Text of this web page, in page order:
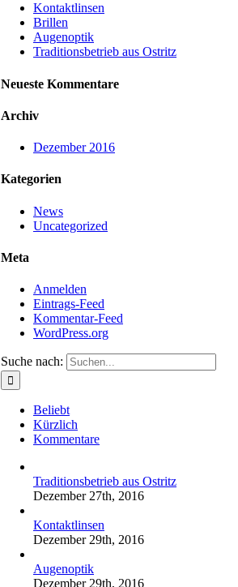
Kontaktlinsen
Brillen
Augenoptik
Traditionsbetrieb aus Ostritz
Neueste Kommentare
Archiv
Dezember 2016
Kategorien
News
Uncategorized
Meta
Anmelden
Eintrags-Feed
Kommentar-Feed
WordPress.org
Suche nach:
Beliebt
Kürzlich
Kommentare
Traditionsbetrieb aus Ostritz
Dezember 27th, 2016
Kontaktlinsen
Dezember 29th, 2016
Augenoptik
Dezember 29th, 2016